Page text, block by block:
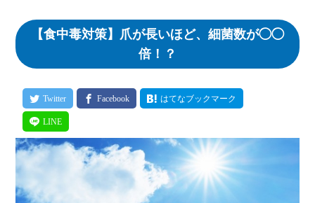
【食中毒対策】爪が長いほど、細菌数が◯◯
倍！？